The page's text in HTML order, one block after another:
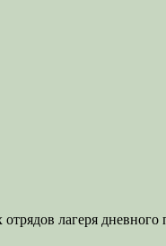
лагеря